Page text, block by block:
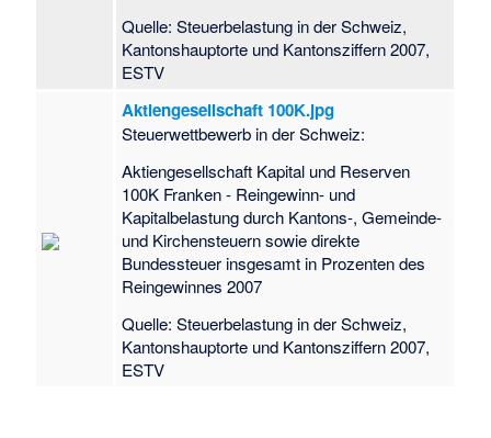
Quelle: Steuerbelastung in der Schweiz,
Kantonshauptorte und Kantonsziffern 2007,
ESTV
Aktiengesellschaft 100K.jpg
Steuerwettbewerb in der Schweiz:
Aktiengesellschaft Kapital und Reserven
100K Franken - Reingewinn- und
Kapitalbelastung durch Kantons-, Gemeinde-
und Kirchensteuern sowie direkte
Bundessteuer insgesamt in Prozenten des
Reingewinnes 2007
Quelle: Steuerbelastung in der Schweiz,
Kantonshauptorte und Kantonsziffern 2007,
ESTV